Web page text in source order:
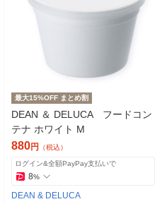
最大15%OFF まとめ割
DEAN ＆ DELUCA フードコン
テナ ホワイト M
880円 （税込）
ログイン&全額PayPay支払いで
8%
DEAN & DELUCA